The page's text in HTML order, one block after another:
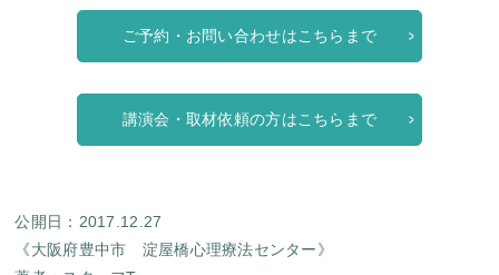
ご予約・お問い合わせはこちらまで
講演会・取材依頼の方はこちらまで
公開日：2017.12.27
《大阪府豊中市 淀屋橋心理療法センター》